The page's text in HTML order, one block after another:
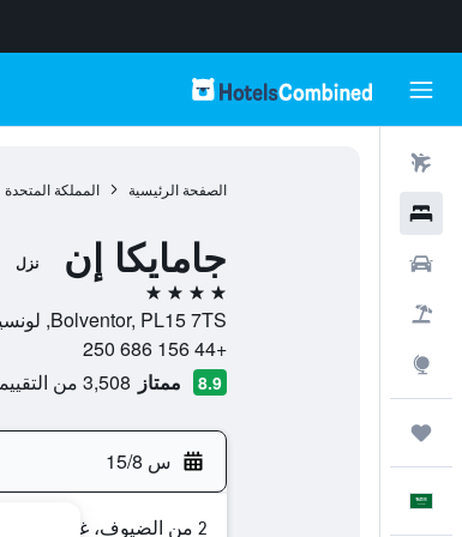
الصفحة الرئيسية المملكة المتحدة
جامايكا إن نزل
4 نجوم
Bolventor, PL15 7TS, لونسيستون, إنجلترا, المملكة المتحدة
+44 156 686 250
8.9 ممتاز 3,508 من التقييمات تم التحقق منها
س 15/8
2 من الضيوف، غرفة واحدة